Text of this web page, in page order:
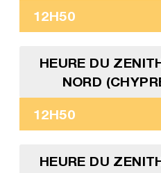
12H50
HEURE DU
NORD
12H50
HEURE DU